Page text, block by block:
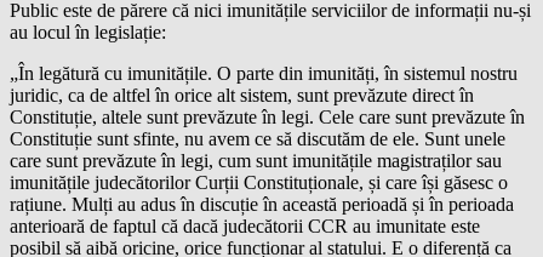
Public este de părere că nici imunitățile serviciilor de informații nu-și
au locul în legislație:
„În legătură cu imunitățile. O parte din imunități, în sistemul nostru
juridic, ca de altfel în orice alt sistem, sunt prevăzute direct în
Constituție, altele sunt prevăzute în legi. Cele care sunt prevăzute în
Constituție sunt sfinte, nu avem ce să discutăm de ele. Sunt unele
care sunt prevăzute în legi, cum sunt imunitățile magistraților sau
imunitățile judecătorilor Curții Constituționale, și care își găsesc o
rațiune. Mulți au adus în discuție în această perioadă și în perioada
anterioară de faptul că dacă judecătorii CCR au imunitate este
posibil să aibă oricine, orice funcționar al statului. E o diferență ca